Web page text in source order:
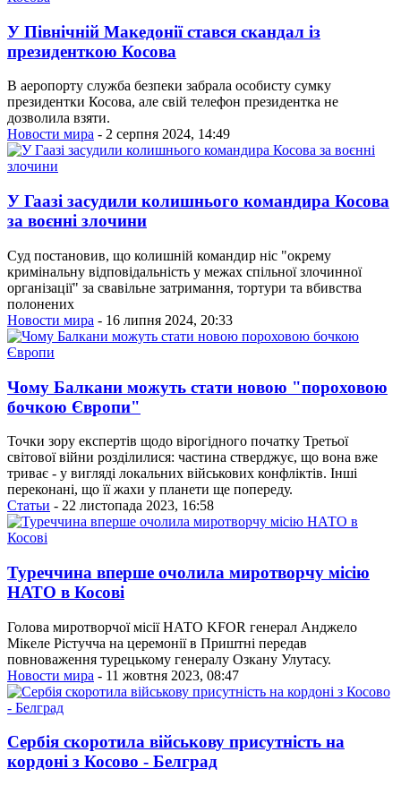
У Північній Македонії стався скандал із
президенткою Косова
В аеропорту служба безпеки забрала особисту сумку
президентки Косова, але свій телефон президентка не
дозволила взяти.
Новости мира - 2 серпня 2024, 14:49
У Гаазі засудили колишнього командира Косова
за воєнні злочини
Суд постановив, що колишній командир ніс "окрему
кримінальну відповідальність у межах спільної злочинної
організації" за свавільне затримання, тортури та вбивства
полонених
Новости мира - 16 липня 2024, 20:33
Чому Балкани можуть стати новою "пороховою
бочкою Європи"
Точки зору експертів щодо вірогідного початку Третьої
світової війни розділилися: частина стверджує, що вона вже
триває - у вигляді локальних військових конфліктів. Інші
переконані, що її жахи у планети ще попереду.
Статьи - 22 листопада 2023, 16:58
Туреччина вперше очолила миротворчу місію
НАТО в Косові
Голова миротворчої місії НАТО KFOR генерал Анджело
Мікеле Рістучча на церемонії в Приштні передав
повноваження турецькому генералу Озкану Улутасу.
Новости мира - 11 жовтня 2023, 08:47
Сербія скоротила військову присутність на
кордоні з Косово - Белград